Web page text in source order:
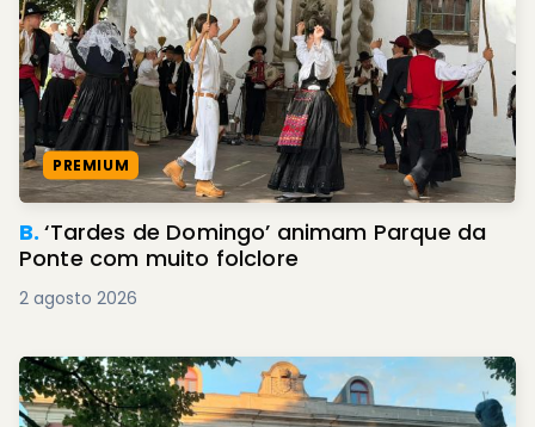
PREMIUM
B.‘Tardes de Domingo’ animam Parque da
Ponte com muito folclore
2 agosto 2026